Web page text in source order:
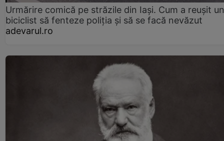
Urmărire comică pe străzile din Iași. Cum a reușit un
biciclist să fenteze poliția și să se facă nevăzut
adevarul.ro